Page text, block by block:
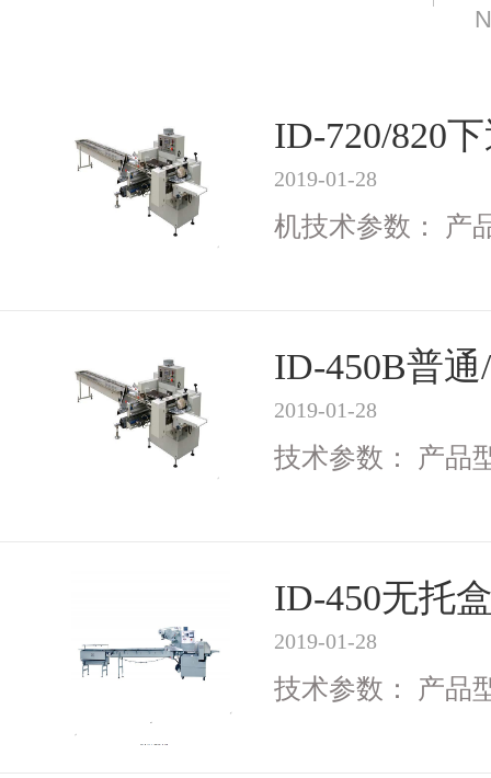
ID-720/820
2019-01-28
机技术参数： 产
ID-450B普
2019-01-28
技术参数： 产品
ID-450无托
2019-01-28
技术参数： 产品